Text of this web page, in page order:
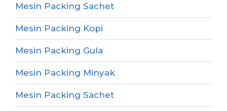
Mesin Packing Sachet
Mesin Packing Kopi
Mesin Packing Gula
Mesin Packing Minyak
Mesin Packing Sachet